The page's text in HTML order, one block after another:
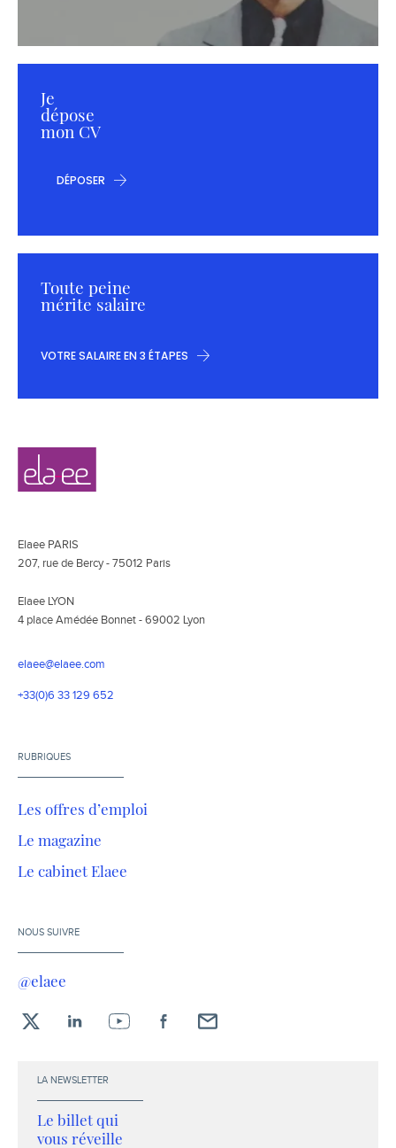
Je
dépose
mon CV
DÉPOSER
Toute peine
mérite salaire
VOTRE SALAIRE EN 3 ÉTAPES
Navigation
secondaire
Elaee
Elaee PARIS
207, rue de Bercy - 75012 Paris
Elaee LYON
4 place Amédée Bonnet - 69002 Lyon
elaee@elaee.com
+33(0)6 33 129 652
RUBRIQUES
Les offres d’emploi
Le magazine
Le cabinet Elaee
NOUS SUIVRE
@elaee
LA NEWSLETTER
Le billet qui
vous réveille